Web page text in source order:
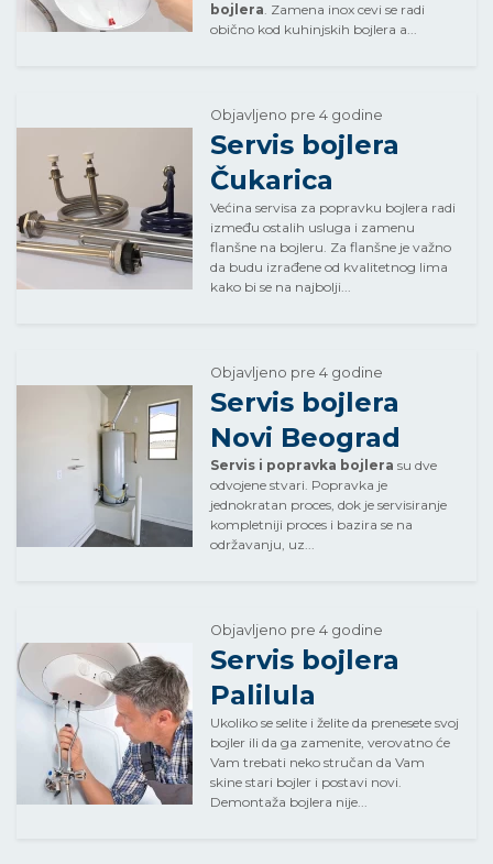
bojlera. Zamena inox cevi se radi
obično kod kuhinjskih bojlera a...
Objavljeno pre 4 godine
Servis bojlera
Čukarica
Većina servisa za popravku bojlera radi
između ostalih usluga i zamenu
flanšne na bojleru. Za flanšne je važno
da budu izrađene od kvalitetnog lima
kako bi se na najbolji...
Objavljeno pre 4 godine
Servis bojlera
Novi Beograd
Servis i popravka bojlera su dve
odvojene stvari. Popravka je
jednokratan proces, dok je servisiranje
kompletniji proces i bazira se na
održavanju, uz...
Objavljeno pre 4 godine
Servis bojlera
Palilula
Ukoliko se selite i želite da prenesete svoj
bojler ili da ga zamenite, verovatno će
Vam trebati neko stručan da Vam
skine stari bojler i postavi novi.
Demontaža bojlera nije...